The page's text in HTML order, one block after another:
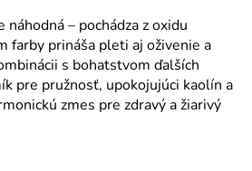
náhodná – pochádza z oxidu
farby prináša pleti aj oživenie a
s bohatstvom ďalších
pre pružnosť, upokojujúci kaolín a
zmes pre zdravý a žiarivý